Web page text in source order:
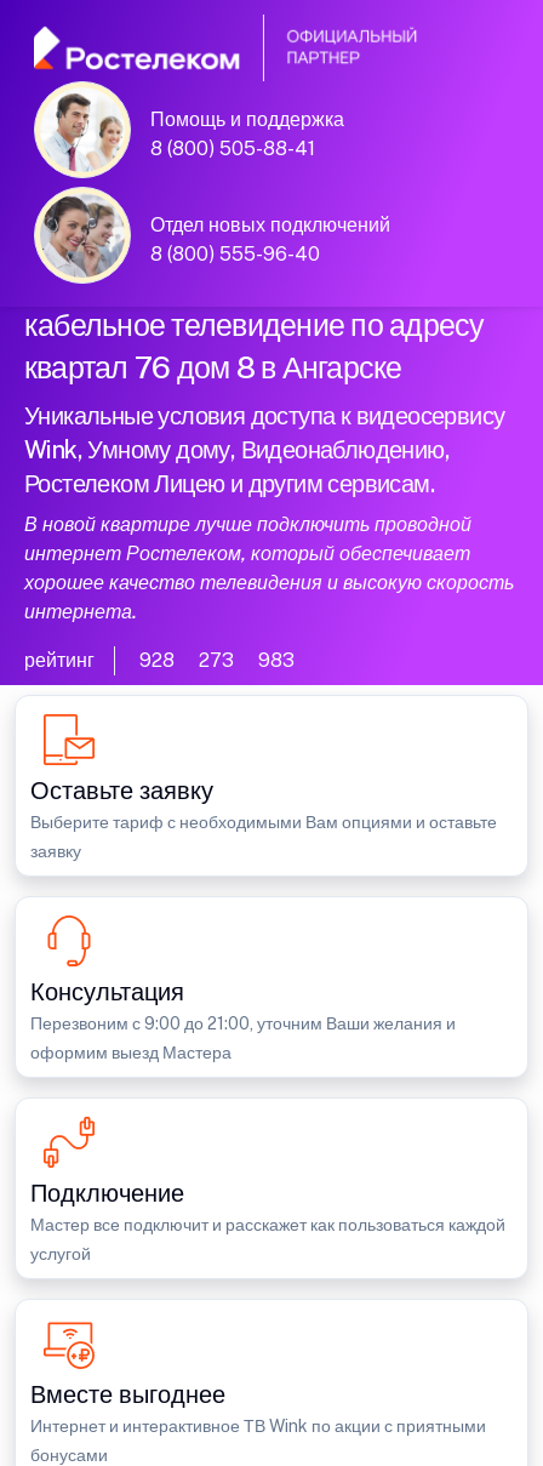
Помощь и поддержка
8 (800) 505-88-41
Отдел новых подключений
8 (800) 555-96-40
Официальный
партнер Ростелеком
Подключили новый интернет и
кабельное телевидение по адресу
квартал 76 дом 8 в Ангарске
Уникальные условия доступа к видеосервису
Wink, Умному дому, Видеонаблюдению,
Ростелеком Лицею и другим сервисам.
В новой квартире лучше подключить проводной
интернет Ростелеком, который обеспечивает
хорошее качество телевидения и высокую скорость
интернета.
рейтинг 928 273 983
Оставьте заявку
Выберите тариф с необходимыми Вам опциями и оставьте
заявку
Консультация
Перезвоним с 9:00 до 21:00, уточним Ваши желания и
оформим выезд Мастера
Подключение
Мастер все подключит и расскажет как пользоваться каждой
услугой
Вместе выгоднее
Интернет и интерактивное ТВ Wink по акции с приятными
бонусами